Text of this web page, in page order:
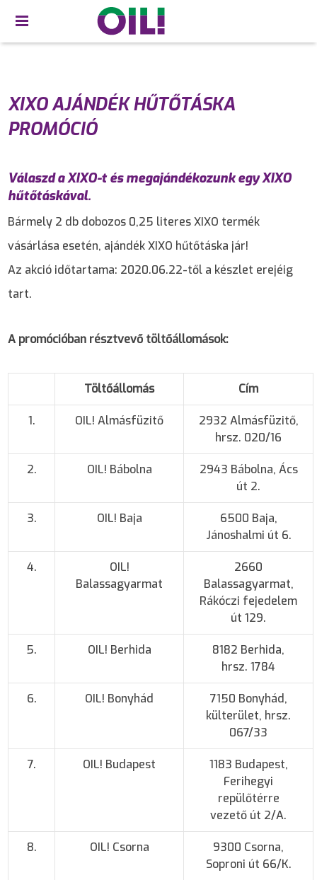
XIXO AJÁNDÉK HŰTŐTÁSKA
PROMÓCIÓ
Válaszd a XIXO-t és megajándékozunk egy XIXO
hűtőtáskával.
Bármely 2 db dobozos 0,25 literes XIXO termék
vásárlása esetén, ajándék XIXO hűtőtáska jár!
Az akció időtartama: 2020.06.22-től a készlet erejéig
tart.
A promócióban résztvevő töltőállomások:
Töltőállomás Cím
1. OIL! Almásfüzitő
2932 Almásfüzitő,
hrsz. 020/16
2. OIL! Bábolna
2943 Bábolna, Ács
út 2.
3. OIL! Baja
6500 Baja,
Jánoshalmi út 6.
4.
OIL!
Balassagyarmat
2660
Balassagyarmat,
Rákóczi fejedelem
út 129.
5. OIL! Berhida
8182 Berhida,
hrsz. 1784
6. OIL! Bonyhád
7150 Bonyhád,
külterület, hrsz.
067/33
7. OIL! Budapest
1183 Budapest,
Ferihegyi
repülőtérre
vezető út 2/A.
8. OIL! Csorna
9300 Csorna,
Soproni út 66/K.